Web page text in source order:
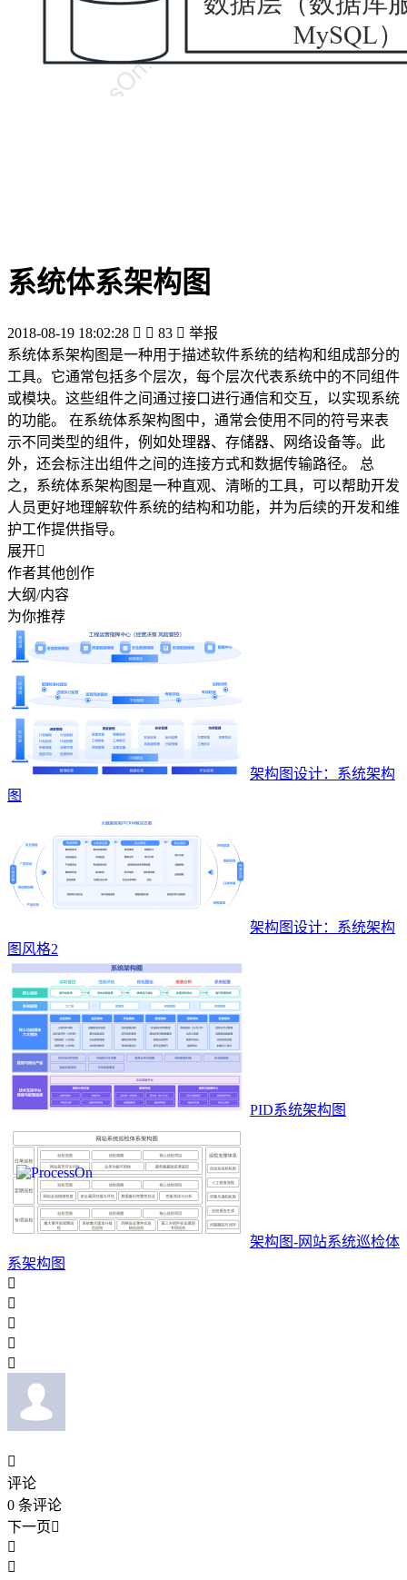
系统体系架构图
2018-08-19 18:02:28   83  举报
系统体系架构图是一种用于描述软件系统的结构和组成部分的
工具。它通常包括多个层次，每个层次代表系统中的不同组件
或模块。这些组件之间通过接口进行通信和交互，以实现系统
的功能。 在系统体系架构图中，通常会使用不同的符号来表
示不同类型的组件，例如处理器、存储器、网络设备等。此
外，还会标注出组件之间的连接方式和数据传输路径。 总
之，系统体系架构图是一种直观、清晰的工具，可以帮助开发
人员更好地理解软件系统的结构和功能，并为后续的开发和维
护工作提供指导。
展开
作者其他创作
大纲/内容
为你推荐
架构图设计：系统架构
图
架构图设计：系统架构
图风格2
PID系统架构图
架构图-网站系统巡检体
系架构图






评论
0 条评论
下一页

